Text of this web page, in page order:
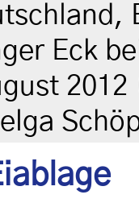
Eck